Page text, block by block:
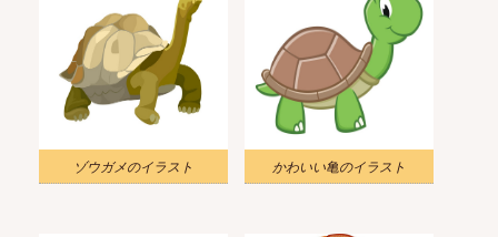
ゾウガメのイラスト かわいい亀のイラスト